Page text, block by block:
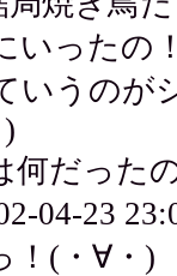
いったの
いうのが
何だった
04-23
！(・∀・